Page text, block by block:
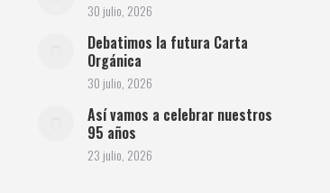
30 julio, 2026
Debatimos la futura Carta
Orgánica
30 julio, 2026
Así vamos a celebrar nuestros
95 años
23 julio, 2026